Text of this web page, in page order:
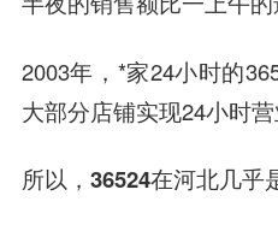
2003年，*家24小时的
大部分店铺实现24小时营
所以，36524在河北几乎